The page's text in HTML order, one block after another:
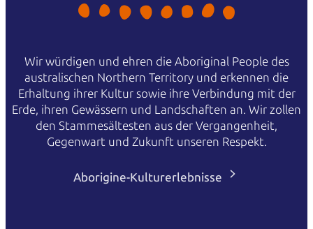
Wir würdigen und ehren die Aboriginal People des
australischen Northern Territory und erkennen die
Erhaltung ihrer Kultur sowie ihre Verbindung mit der
Erde, ihren Gewässern und Landschaften an. Wir zollen
den Stammesältesten aus der Vergangenheit,
Gegenwart und Zukunft unseren Respekt.
Aborigine-Kulturerlebnisse